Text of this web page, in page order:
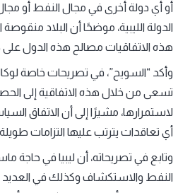
أو أي دولة أخرى في مجال النفط أو
الدولة الليبية، موضحًا أن البلاد
هذه الاتفاقيات مصالح هذه الدول على
وأكد “السويح”، في تصريحات خاصة
تسعى من خلال هذه الاتفاقية إلى
لاستمرارها، مشيرًا إلى أن الاتفاق
أي تعاقدات يترتب عليها التزامات
وتابع في تصريحاته، أن ليبيا في حاجة
النفط والاستكشاف وكذلك في